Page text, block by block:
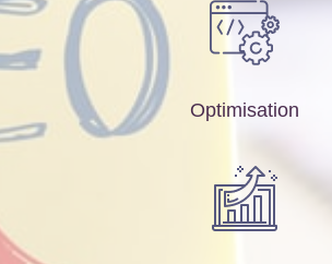
Optimisation